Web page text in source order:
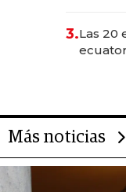
3.Las 20
Más noticias